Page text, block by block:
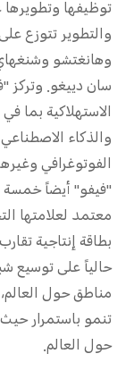
والتطوير تتوزع
وهانغتشو
سان دييغو. وتركز
والذكاء
الفوتوغرافي
"فيفو" أيضاً خمسة
معتمد لعلامتها
مناطق حول
حول العالم.